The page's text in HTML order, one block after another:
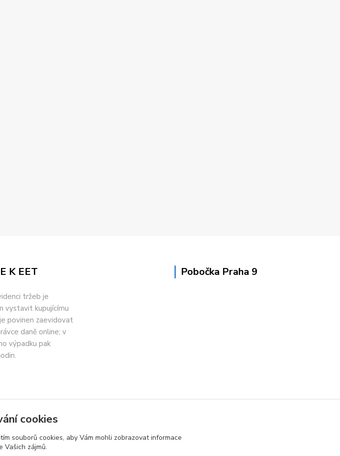
K EET
tržeb je
vystavit kupujícímu
povinen zaevidovat
daně online; v
výpadku pak
Pobočka Praha 9
cookies
souborů cookies, aby Vám mohli zobrazovat informace
Vašich zájmů.